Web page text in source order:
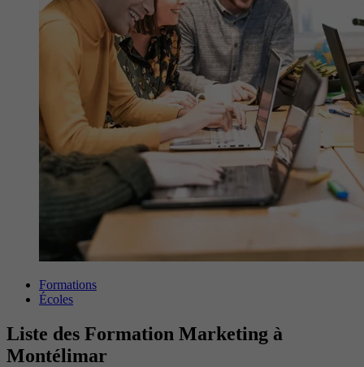
Formations
Écoles
Liste des Formation Marketing à
Montélimar